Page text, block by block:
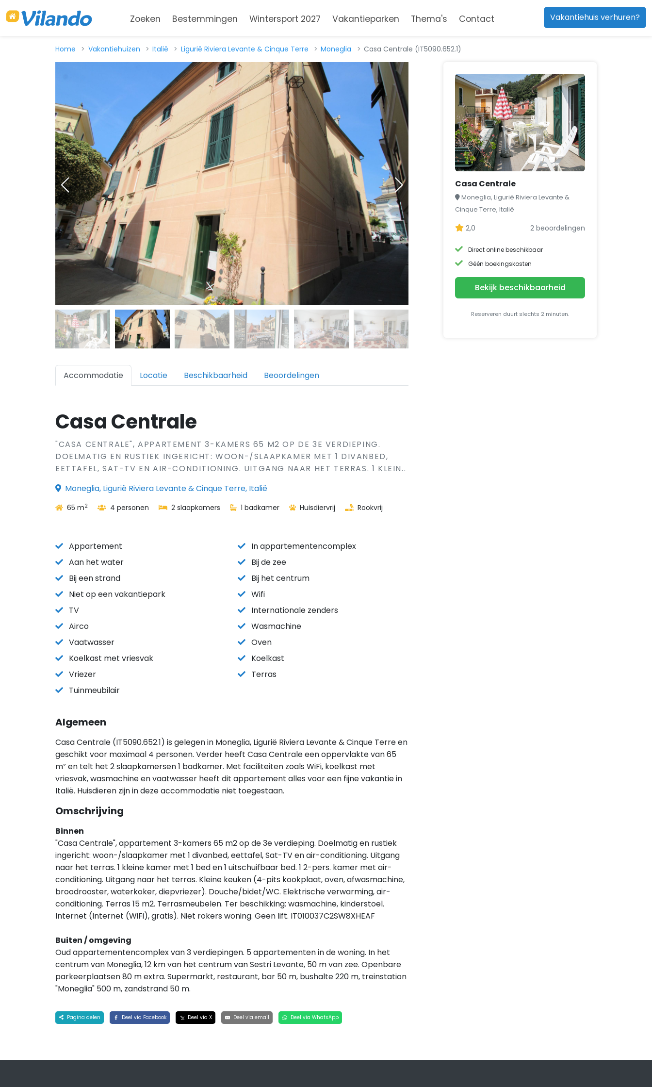
Zoeken Bestemmingen Wintersport 2027 Vakantieparken Thema's Contact Vakantiehuis verhuren?
Home Vakantiehuizen Italië Ligurië Riviera Levante & Cinque Terre Moneglia Casa Centrale (IT5090.652.1)
Accommodatie Locatie Beschikbaarheid Beoordelingen
Casa Centrale
"CASA CENTRALE", APPARTEMENT 3-KAMERS 65 M2 OP DE 3E VERDIEPING.
DOELMATIG EN RUSTIEK INGERICHT: WOON-/SLAAPKAMER MET 1 DIVANBED,
EETTAFEL, SAT-TV EN AIR-CONDITIONING. UITGANG NAAR HET TERRAS. 1 KLEIN..
Moneglia, Ligurië Riviera Levante & Cinque Terre, Italië
65 m2 4 personen 2 slaapkamers 1 badkamer Huisdiervrij Rookvrij
Appartement
In appartementencomplex
Aan het water
Bij de zee
Bij een strand
Bij het centrum
Niet op een vakantiepark
Wifi
TV
Internationale zenders
Airco
Wasmachine
Vaatwasser
Oven
Koelkast met vriesvak
Koelkast
Vriezer
Terras
Tuinmeubilair
Algemeen
Casa Centrale (IT5090.652.1) is gelegen in Moneglia, Ligurië Riviera Levante & Cinque Terre en
geschikt voor maximaal 4 personen. Verder heeft Casa Centrale een oppervlakte van 65
m² en telt het 2 slaapkamersen 1 badkamer. Met faciliteiten zoals WiFi, koelkast met
vriesvak, wasmachine en vaatwasser heeft dit appartement alles voor een fijne vakantie in
Italië. Huisdieren zijn in deze accommodatie niet toegestaan.
Omschrijving
Binnen
"Casa Centrale", appartement 3-kamers 65 m2 op de 3e verdieping. Doelmatig en rustiek
ingericht: woon-/slaapkamer met 1 divanbed, eettafel, Sat-TV en air-conditioning. Uitgang
naar het terras. 1 kleine kamer met 1 bed en 1 uitschuifbaar bed. 1 2-pers. kamer met air-
conditioning. Uitgang naar het terras. Kleine keuken (4-pits kookplaat, oven, afwasmachine,
broodrooster, waterkoker, diepvriezer). Douche/bidet/WC. Elektrische verwarming, air-
conditioning. Terras 15 m2. Terrasmeubelen. Ter beschikking: wasmachine, kinderstoel.
Internet (Internet (WiFi), gratis). Niet rokers woning. Geen lift. IT010037C2SW8XHEAF
Buiten / omgeving
Oud appartementencomplex van 3 verdiepingen. 5 appartementen in de woning. In het
centrum van Moneglia, 12 km van het centrum van Sestri Levante, 50 m van zee. Openbare
parkeerplaatsen 80 m extra. Supermarkt, restaurant, bar 50 m, bushalte 220 m, treinstation
"Moneglia" 500 m, zandstrand 50 m.
Pagina delen Deel via Facebook Deel via X Deel via email Deel via WhatsApp
Casa Centrale
Moneglia, Ligurië Riviera Levante &
Cinque Terre, Italië
2,0 2 beoordelingen
Direct online beschikbaar
Géén boekingskosten
Bekijk beschikbaarheid
Reserveren duurt slechts 2 minuten.